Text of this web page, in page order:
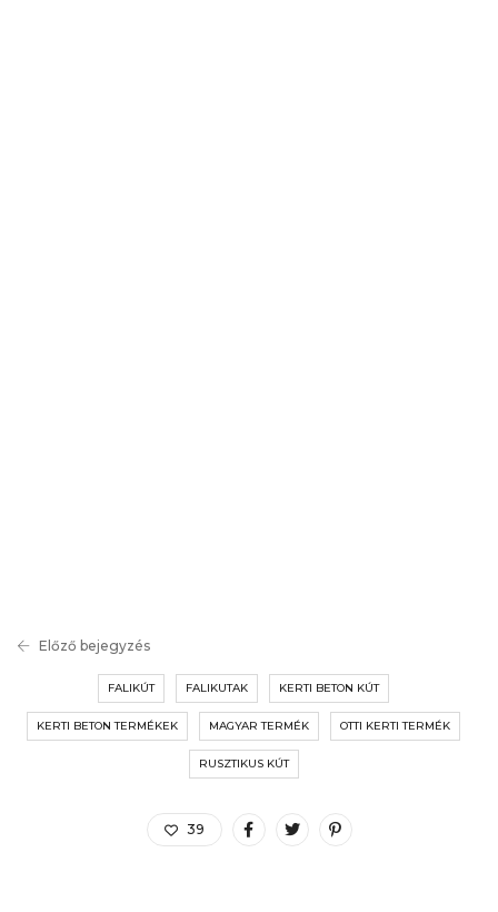
Előző bejegyzés
FALIKÚT FALIKUTAK KERTI BETON KÚT
KERTI BETON TERMÉKEK MAGYAR TERMÉK OTTI KERTI TERMÉK
RUSZTIKUS KÚT
39